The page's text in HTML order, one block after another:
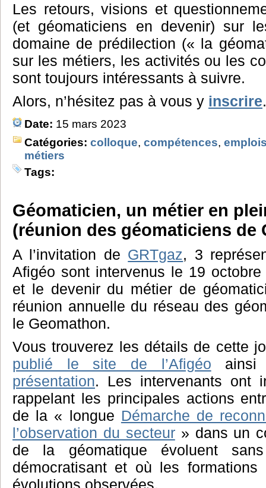
Les retours, visions et
(et géomaticiens en devenir) sur
domaine de prédilection (« la
sur les métiers, les activités ou les
sont toujours intéressants à suivre.
Alors, n’hésitez pas à vous y inscrire.
Date: 15 mars 2023
Catégories: colloque, compétences,
métiers
Tags:
Géomaticien, un métier en
(réunion des géomaticiens de
A l’invitation de GRTgaz, 3
Afigéo sont intervenus le 19
et le devenir du métier de
réunion annuelle du réseau des
le Geomathon.
Vous trouverez les détails de cette
publié le site de l’Afigéo
présentation. Les intervenants ont
rappelant les principales actions
de la « longue Démarche de
l’observation du secteur» dans un
de la géomatique évoluent
démocratisant et où les formations
évolutions observées.